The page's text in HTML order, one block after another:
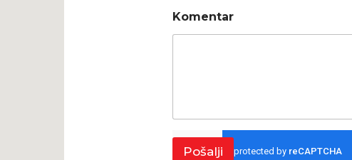
Komentar
Pošalji